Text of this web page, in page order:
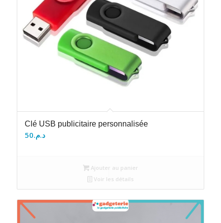
Clé USB publicitaire personnalisée
د.م.50
Ajouter au panier
Voir les détails